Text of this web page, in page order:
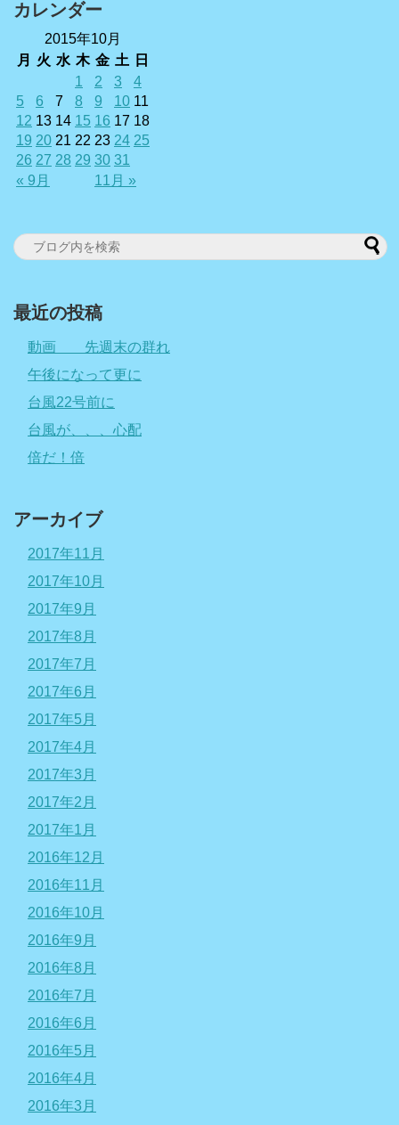
カレンダー
2015年10月
月
火 水 木 金 土 日
« 9月 11月 »
1 2 3
4
5
6 7 8 9 10 11
12 13 14 15 16 17 18
19 20 21 22 23 24 25
26 27 28 29 30 31
最近の投稿
動画 先週末の群れ
午後になって更に
台風22号前に
台風が、、、心配
倍だ！倍
アーカイブ
2017年11月
2017年10月
2017年9月
2017年8月
2017年7月
2017年6月
2017年5月
2017年4月
2017年3月
2017年2月
2017年1月
2016年12月
2016年11月
2016年10月
2016年9月
2016年8月
2016年7月
2016年6月
2016年5月
2016年4月
2016年3月